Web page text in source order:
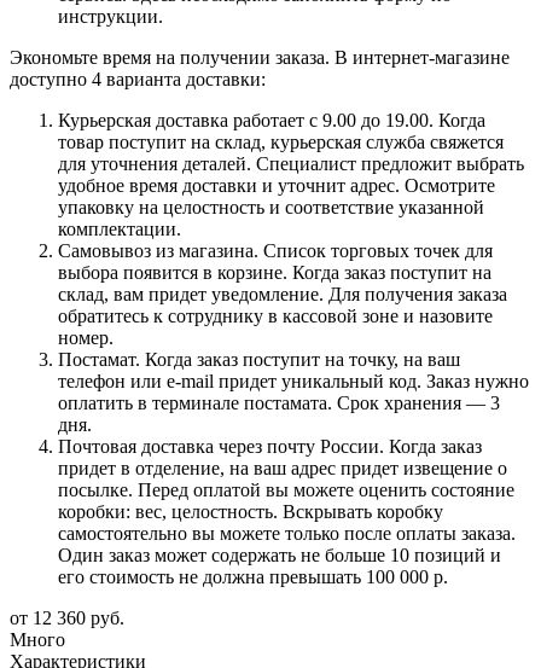
инструкции.
Экономьте время на получении заказа. В интернет-магазине
доступно 4 варианта доставки:
Курьерская доставка работает с 9.00 до 19.00. Когда
товар поступит на склад, курьерская служба свяжется
для уточнения деталей. Специалист предложит выбрать
удобное время доставки и уточнит адрес. Осмотрите
упаковку на целостность и соответствие указанной
комплектации.
Самовывоз из магазина. Список торговых точек для
выбора появится в корзине. Когда заказ поступит на
склад, вам придет уведомление. Для получения заказа
обратитесь к сотруднику в кассовой зоне и назовите
номер.
Постамат. Когда заказ поступит на точку, на ваш
телефон или e-mail придет уникальный код. Заказ нужно
оплатить в терминале постамата. Срок хранения — 3
дня.
Почтовая доставка через почту России. Когда заказ
придет в отделение, на ваш адрес придет извещение о
посылке. Перед оплатой вы можете оценить состояние
коробки: вес, целостность. Вскрывать коробку
самостоятельно вы можете только после оплаты заказа.
Один заказ может содержать не больше 10 позиций и
его стоимость не должна превышать 100 000 р.
от 12 360 руб.
Много
Характеристики